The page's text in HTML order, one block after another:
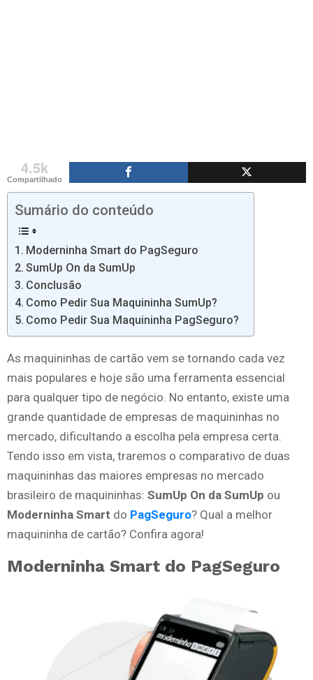
4.5k
Compartilhado
Sumário do conteúdo
Moderninha Smart do PagSeguro
SumUp On da SumUp
Conclusão
Como Pedir Sua Maquininha SumUp?
Como Pedir Sua Maquininha PagSeguro?
As maquininhas de cartão vem se tornando cada vez
mais populares e hoje são uma ferramenta essencial
para qualquer tipo de negócio. No entanto, existe uma
grande quantidade de empresas de maquininhas no
mercado, dificultando a escolha pela empresa certa.
Tendo isso em vista, traremos o comparativo de duas
maquininhas das maiores empresas no mercado
brasileiro de maquininhas: SumUp On da SumUp ou
Moderninha Smart do PagSeguro? Qual a melhor
maquininha de cartão? Confira agora!
Moderninha Smart do PagSeguro